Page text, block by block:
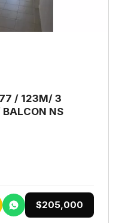
/ 123M/ 3
NS
$205,000